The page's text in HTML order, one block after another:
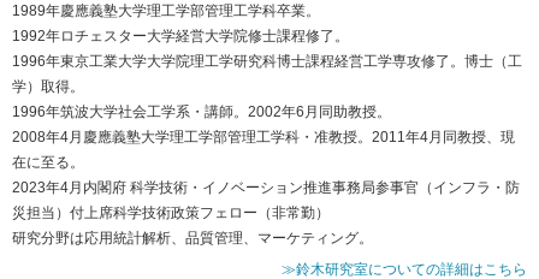
1989年慶應義塾大学理工学部管理工学科卒業。
1992年ロチェスター大学経営大学院修士課程修了。
1996年東京工業大学大学院理工学研究科博士課程経営工学専攻修了。博士（工
学）取得。
1996年筑波大学社会工学系・講師。2002年6月同助教授。
2008年4月慶應義塾大学理工学部管理工学科・准教授。2011年4月同教授、現
在に至る。
2023年4月内閣府 科学技術・イノベーション推進事務局参事官（インフラ・防
災担当）付上席科学技術政策フェロー（非常勤）
研究分野は応用統計解析、品質管理、マーケティング。
≫鈴木研究室についての詳細はこちら